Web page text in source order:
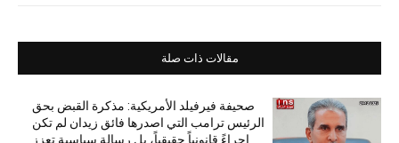
مقالات ذات صلة
صحيفة فيرفيلد الأمريكية: مذكرة القبض بحق
الرئيس ترامب التي اصدرها فائق زيدان لم تكن
إجراءً قانونياً حقيقياً، بل رسالة سياسية تعزز